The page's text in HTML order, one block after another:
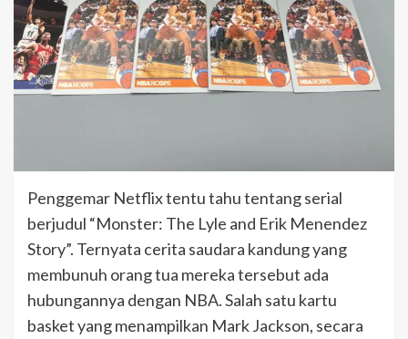
Penggemar Netflix tentu tahu tentang serial
berjudul “Monster: The Lyle and Erik Menendez
Story”. Ternyata cerita saudara kandung yang
membunuh orang tua mereka tersebut ada
hubungannya dengan NBA. Salah satu kartu
basket yang menampilkan Mark Jackson, secara